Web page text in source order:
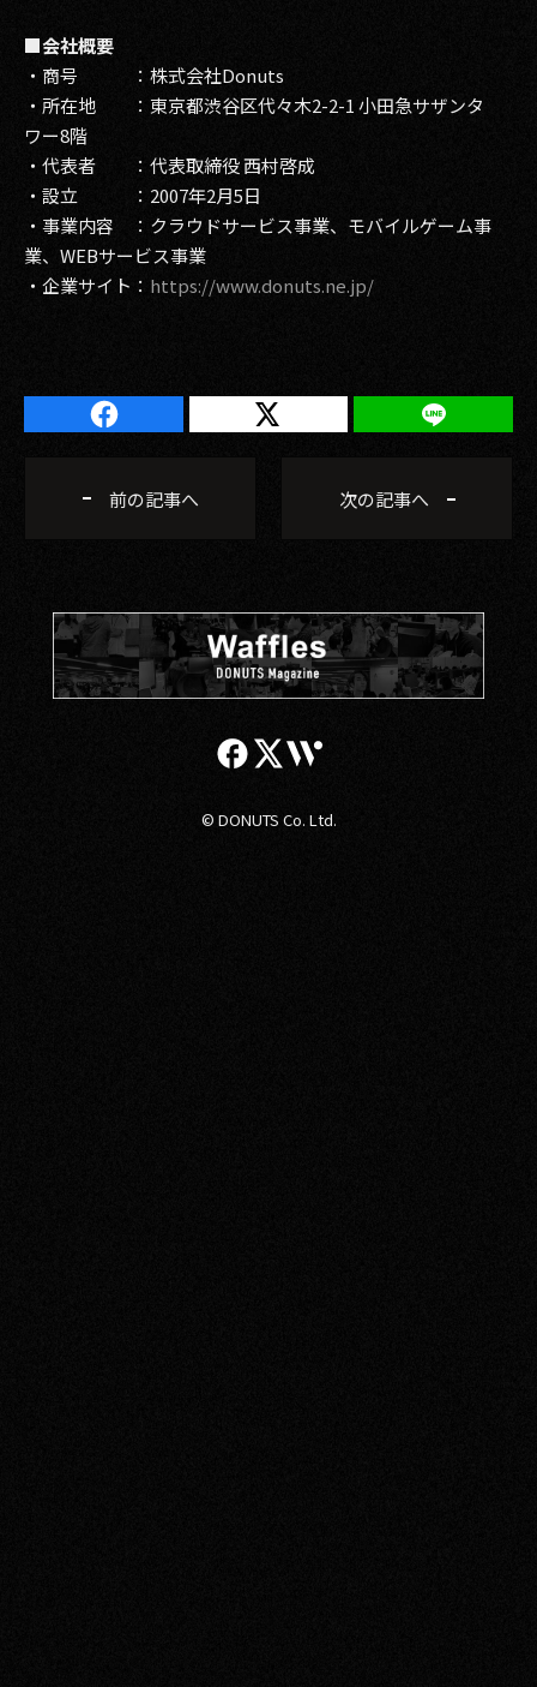
■会社概要
・商号 ：株式会社Donuts
・所在地 ：東京都渋谷区代々木2-2-1 小田急サザンタ
ワー8階
・代表者 ：代表取締役 西村啓成
・設立 ：2007年2月5日
・事業内容 ：クラウドサービス事業、モバイルゲーム事
業、WEBサービス事業
・企業サイト： https://www.donuts.ne.jp/
前の記事へ 次の記事へ
© DONUTS Co. Ltd.